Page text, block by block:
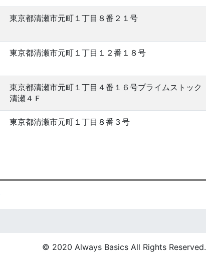
東京都清瀬市元町１丁目８番２１号
東京都清瀬市元町１丁目１２番１８号
東京都清瀬市元町１丁目４番１６号プライムストック
清瀬４Ｆ
東京都清瀬市元町１丁目８番３号
© 2020 Always Basics All Rights Reserved.